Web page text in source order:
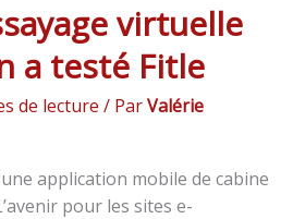
virtuelle
a testé Fitle
de lecture / ParValérie
application mobile de cabine
pour les sites e-